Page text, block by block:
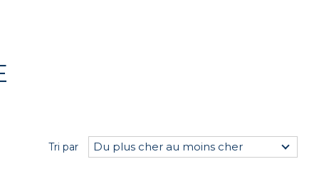
Tri par Du plus cher au moins cher